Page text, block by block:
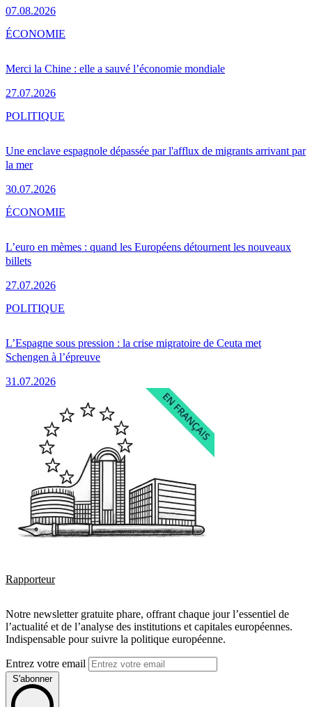
07.08.2026
Merci la Chine : elle a sauvé l’économie mondiale
27.07.2026
ÉCONOMIE
Une enclave espagnole dépassée par l'afflux de migrants arrivant par
la mer
30.07.2026
POLITIQUE
L’euro en mèmes : quand les Européens détournent les nouveaux
billets
27.07.2026
ÉCONOMIE
L’Espagne sous pression : la crise migratoire de Ceuta met
Schengen à l’épreuve
31.07.2026
POLITIQUE
Rapporteur
Notre newsletter gratuite phare, offrant chaque jour l’essentiel de
l’actualité et de l’analyse des institutions et capitales européennes.
Indispensable pour suivre la politique européenne.
Entrez votre email
S'abonner